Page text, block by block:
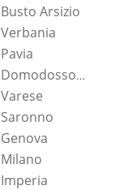
Arsizio
Costo Snack Disidrtati Per Cani Domodossola